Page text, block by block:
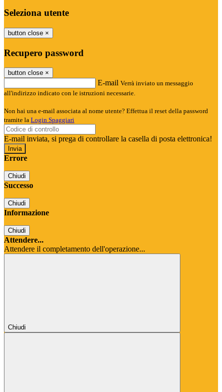
Seleziona utente
button close ×
Recupero password
button close ×
E-mail Verrà inviato un messaggio
all'indirizzo indicato con le istruzioni necessarie.
Non hai una e-mail associata al nome utente? Effettua il reset della password
tramite la Login Spaggiari
E-mail inviata, si prega di controllare la casella di posta elettronica!
Errore
Chiudi
Successo
Chiudi
Informazione
Chiudi
Attendere...
Attendere il completamento dell'operazione...
Chiudi